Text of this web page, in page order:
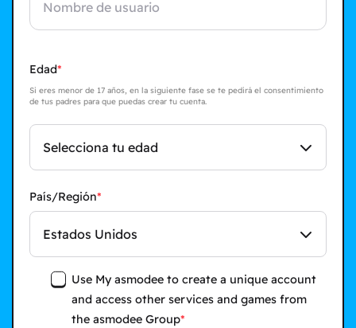
Edad
Si eres menor de 17 años, en la siguiente fase se te pedirá el consentimiento
de tus padres para que puedas crear tu cuenta.
Selecciona tu edad
País/Región
Estados Unidos
Use My asmodee to create a unique account
and access other services and games from
the asmodee Group